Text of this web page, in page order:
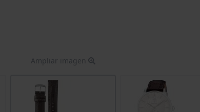
Ampliar imagen